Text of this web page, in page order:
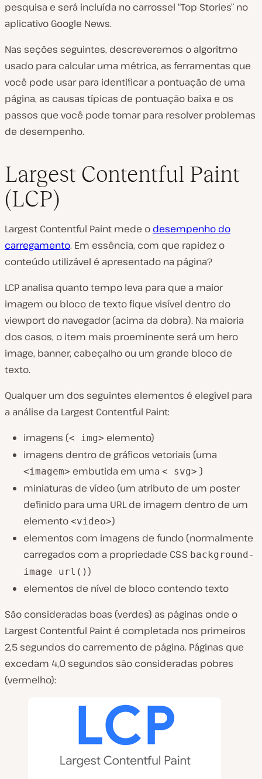
pesquisa e será incluída no carrossel “Top Stories” no
aplicativo Google News.
Nas seções seguintes, descreveremos o algoritmo
usado para calcular uma métrica, as ferramentas que
você pode usar para identificar a pontuação de uma
página, as causas típicas de pontuação baixa e os
passos que você pode tomar para resolver problemas
de desempenho.
Largest Contentful Paint
(LCP)
Largest Contentful Paint mede o desempenho do
carregamento. Em essência, com que rapidez o
conteúdo utilizável é apresentado na página?
LCP analisa quanto tempo leva para que a maior
imagem ou bloco de texto fique visível dentro do
viewport do navegador (acima da dobra). Na maioria
dos casos, o item mais proeminente será um hero
image, banner, cabeçalho ou um grande bloco de
texto.
Qualquer um dos seguintes elementos é elegível para
a análise da Largest Contentful Paint:
imagens (< img> elemento)
imagens dentro de gráficos vetoriais (uma
<imagem> embutida em uma < svg> )
miniaturas de vídeo (um atributo de um poster
definido para uma URL de imagem dentro de um
elemento <video>)
elementos com imagens de fundo (normalmente
carregados com a propriedade CSS background-
image url())
elementos de nível de bloco contendo texto
São consideradas boas (verdes) as páginas onde o
Largest Contentful Paint é completada nos primeiros
2,5 segundos do carremento de página. Páginas que
excedam 4,0 segundos são consideradas pobres
(vermelho):